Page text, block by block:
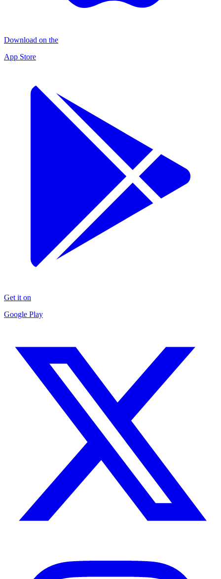
Download on the
App Store
Get it on
Google Play